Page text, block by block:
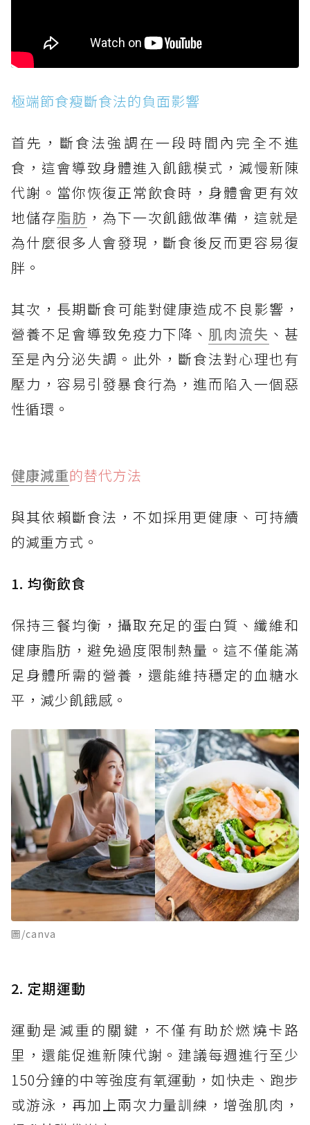
極端節食瘦斷食法的負面影響
首先，斷食法強調在一段時間內完全不進
食，這會導致身體進入飢餓模式，減慢新陳
代謝。當你恢復正常飲食時，身體會更有效
地儲存脂肪 ，為下一次飢餓做準備，這就是
為什麼很多人會發現，斷食後反而更容易復
胖。
其次，長期斷食可能對健康造成不良影響，
營養不足會導致免疫力下降、 肌肉流失 、甚
至是內分泌失調。此外，斷食法對心理也有
壓力，容易引發暴食行為，進而陷入一個惡
性循環。
健康減重的替代方法
與其依賴斷食法，不如採用更健康、可持續
的減重方式。
1. 均衡飲食
保持三餐均衡，攝取充足的蛋白質、纖維和
健康脂肪，避免過度限制熱量。這不僅能滿
足身體所需的營養，還能維持穩定的血糖水
平，減少飢餓感。
圖/canva
2. 定期運動
運動是減重的關鍵，不僅有助於燃燒卡路
里，還能促進新陳代謝。建議每週進行至少
150分鐘的中等強度有氧運動，如快走、跑步
或游泳，再加上兩次力量訓練，增強肌肉，